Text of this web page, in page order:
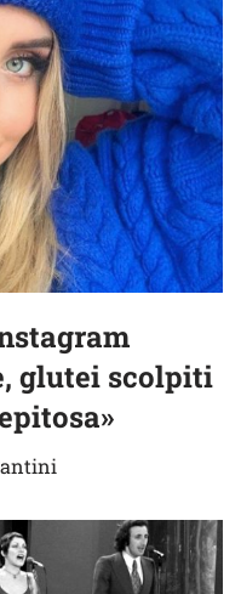
glutei scolpiti